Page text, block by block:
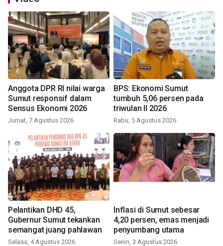
Anggota DPR RI nilai warga
Sumut responsif dalam
Sensus Ekonomi 2026
Jumat, 7 Agustus 2026
BPS: Ekonomi Sumut
tumbuh 5,06 persen pada
triwulan II 2026
Rabu, 5 Agustus 2026
Pelantikan DHD 45,
Gubernur Sumut tekankan
semangat juang pahlawan
Selasa, 4 Agustus 2026
Inflasi di Sumut sebesar
4,20 persen, emas menjadi
penyumbang utama
Senin, 3 Agustus 2026